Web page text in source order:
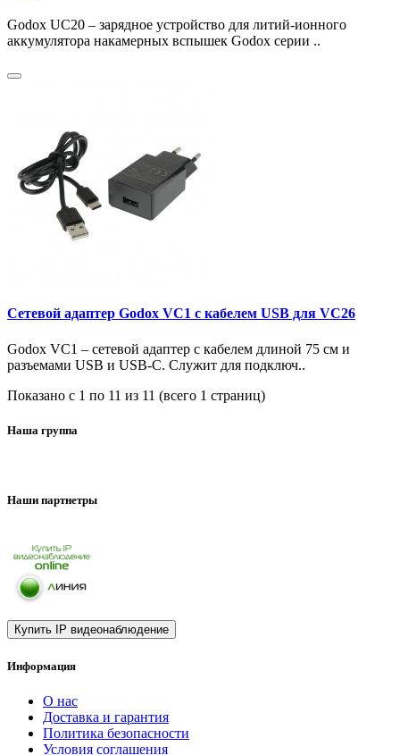
Godox UC20 – зарядное устройство для литий-ионного
аккумулятора накамерных вспышек Godox серии ..
Сетевой адаптер Godox VC1 с кабелем USB для VC26
Godox VC1 – сетевой адаптер с кабелем длиной 75 см и
разъемами USB и USB-C. Служит для подключ..
Показано с 1 по 11 из 11 (всего 1 страниц)
Наша группа
Наши партнетры
Информация
О нас
Доставка и гарантия
Политика безопасности
Условия соглашения